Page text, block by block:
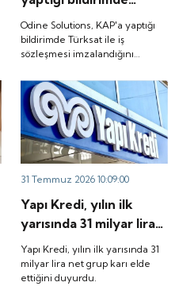
Türksat ile iş
sözleşmesi
imzalandığını duyurdu.
Odine Solutions, KAP'a yaptığı
bildirimde Türksat ile iş
sözleşmesi imzalandığını
31 Temmuz 2026 10:09:00
Yapı Kredi, yılın ilk
yarısında 31 milyar lira
net grup karı elde
ettiğini duyurdu.
Yapı Kredi, yılın ilk yarısında 31
milyar lira net grup karı elde
ettiğini duyurdu.